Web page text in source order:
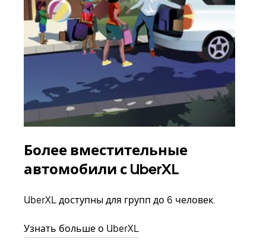
Более вместительные
автомобили с UberXL
UberXL доступны для групп до 6 человек.
Узнать больше о UberXL